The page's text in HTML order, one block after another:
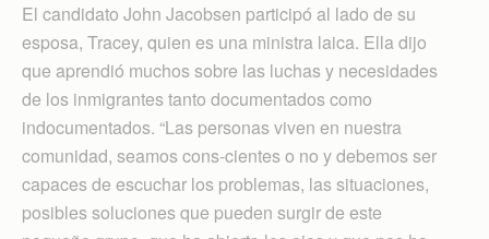
El candidato John Jacobsen participó al lado de su
esposa, Tracey, quien es una ministra laica. Ella dijo
que aprendió muchos sobre las luchas y necesidades
de los inmigrantes tanto documentados como
indocumentados. “Las personas viven en nuestra
comunidad, seamos cons-cientes o no y debemos ser
capaces de escuchar los problemas, las situaciones,
posibles soluciones que pueden surgir de este